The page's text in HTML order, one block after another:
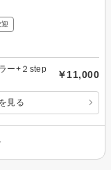
迎
ー+２step
￥11,000
見る